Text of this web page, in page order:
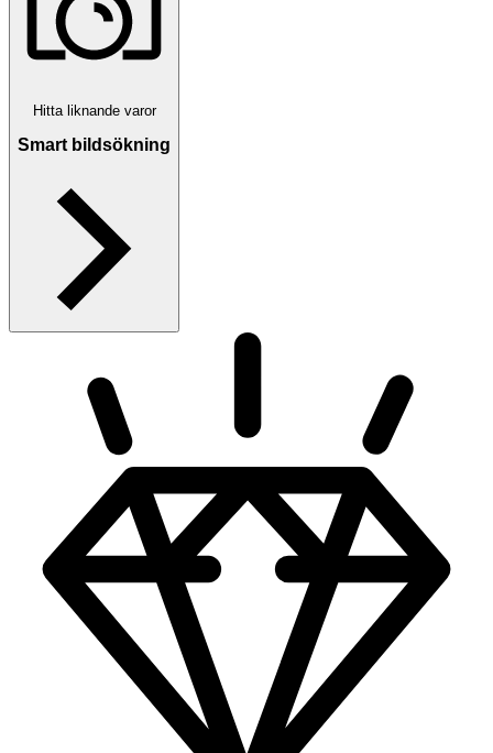
Hitta liknande varor
Smart bildsökning